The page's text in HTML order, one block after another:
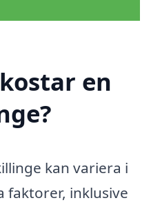
en
kan variera i
faktorer, inklusive